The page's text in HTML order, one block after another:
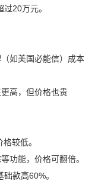
20万元。
如美国必能信）成本
高，但价格也贵
较低。
功能，价格可翻倍。
款高60%。